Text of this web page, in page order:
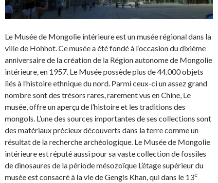
Le Musée de Mongolie intérieure est un musée régional dans la
ville de Hohhot. Ce musée a été fondé à l’occasion du dixième
anniversaire de la création de la Région autonome de Mongolie
intérieure, en 1957. Le Musée possède plus de 44.000 objets
liés à l’histoire ethnique du nord. Parmi ceux-ci un assez grand
nombre sont des trésors rares, rarement vus en Chine, Le
musée, offre un aperçu de l’histoire et les traditions des
mongols. L’une des sources importantes de ses collections sont
des matériaux précieux découverts dans la terre comme un
résultat de la recherche archéologique. Le Musée de Mongolie
intérieure est réputé aussi pour sa vaste collection de fossiles
de dinosaures de la période mésozoïque L’étage supérieur du
musée est consacré à la vie de Gengis Khan, qui dans le 13e